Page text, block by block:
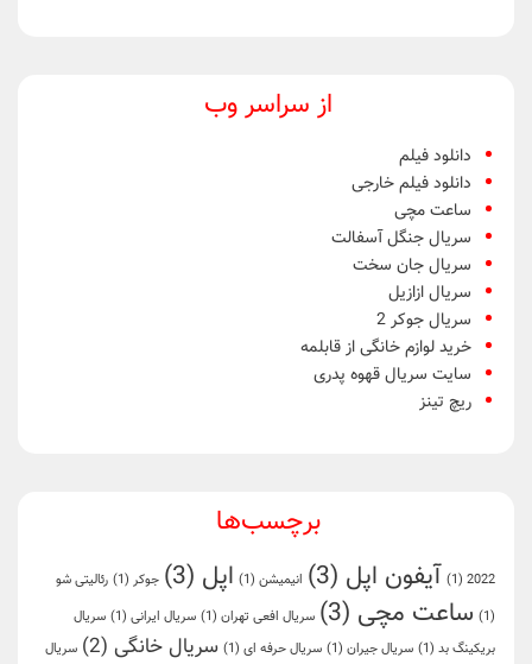
از سراسر وب
دانلود فیلم
دانلود فیلم خارجی
ساعت مچی
سریال جنگل آسفالت
سریال جان سخت
سریال ازازیل
سریال جوکر 2
خرید لوازم خانگی از قابلمه
سایت سریال قهوه پدری
ریچ تینز
برچسب‌ها
2022
(1) آیفون اپل (3) انیمیشن (1) اپل (3) جوکر (1)
رئالیتی شو
(1)
ساعت مچی (3) سریال افعی تهران (1) سریال ایرانی (1)
سریال
بریکینگ بد (1) سریال جیران (1) سریال حرفه ای (1) سریال خانگی (2)
سریال